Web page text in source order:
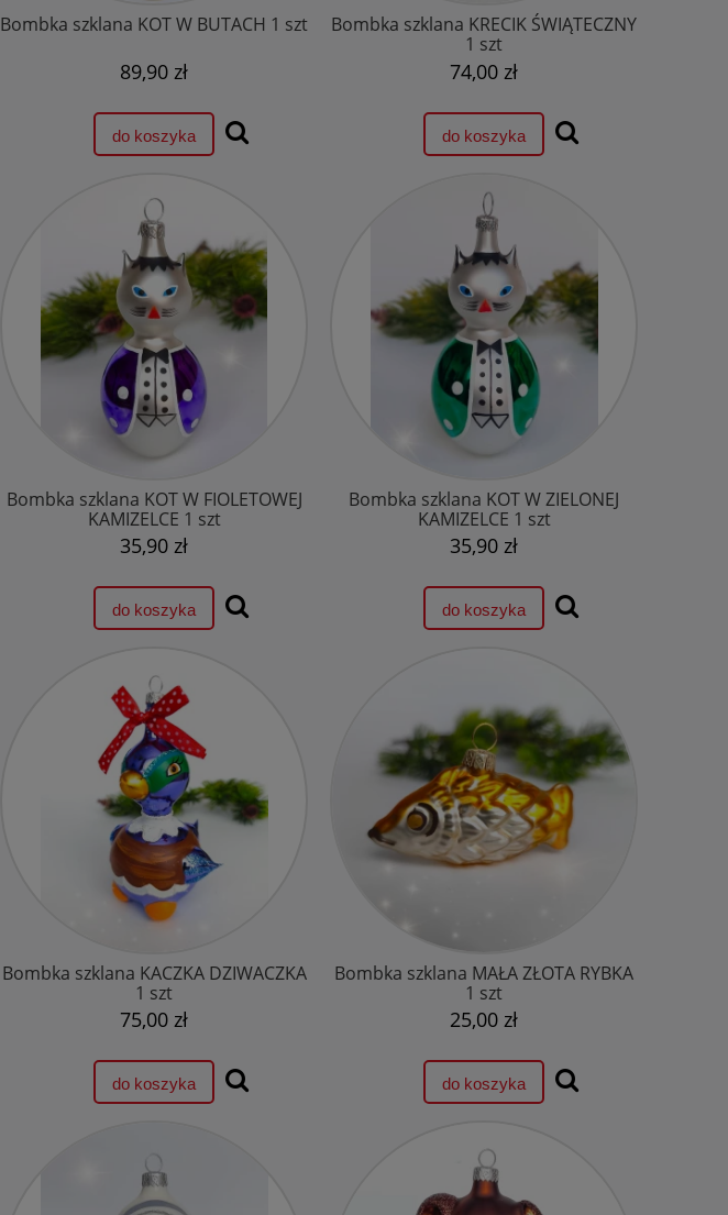
Bombka szklana KOT W BUTACH 1 szt
89,90 zł
do koszyka
Bombka szklana KRECIK ŚWIĄTECZNY
1 szt
74,00 zł
do koszyka
Bombka szklana KOT W FIOLETOWEJ
KAMIZELCE 1 szt
35,90 zł
do koszyka
Bombka szklana KOT W ZIELONEJ
KAMIZELCE 1 szt
35,90 zł
do koszyka
Bombka szklana KACZKA DZIWACZKA
1 szt
75,00 zł
do koszyka
Bombka szklana MAŁA ZŁOTA RYBKA
1 szt
25,00 zł
do koszyka